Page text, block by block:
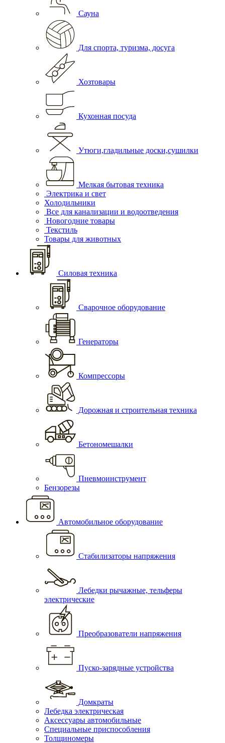
Сауна
Для спорта, туризма, досуга
Хозтовары
Кухонная посуда
Утюги,гладильные доски,сушилки
Мелкая бытовая техника
Электрика и свет
Холодильники
Все для канализации и водоотведения
Новогодние товары
Текстиль
Товары для животных
Силовая техника
Сварочное оборудование
Генераторы
Компрессоры
Дорожная и строительная техника
Бетономешалки
Пневмоинструмент
Бензорезы
Автомобильное оборудование
Стабилизаторы напряжения
Лебедки рычажные, тельферы
электрические
Преобразователи напряжения
Пуско-зарядные устройства
Домкраты
Лебедка электрическая
Аксессуары автомобильные
Специальные приспособления
Толщиномеры